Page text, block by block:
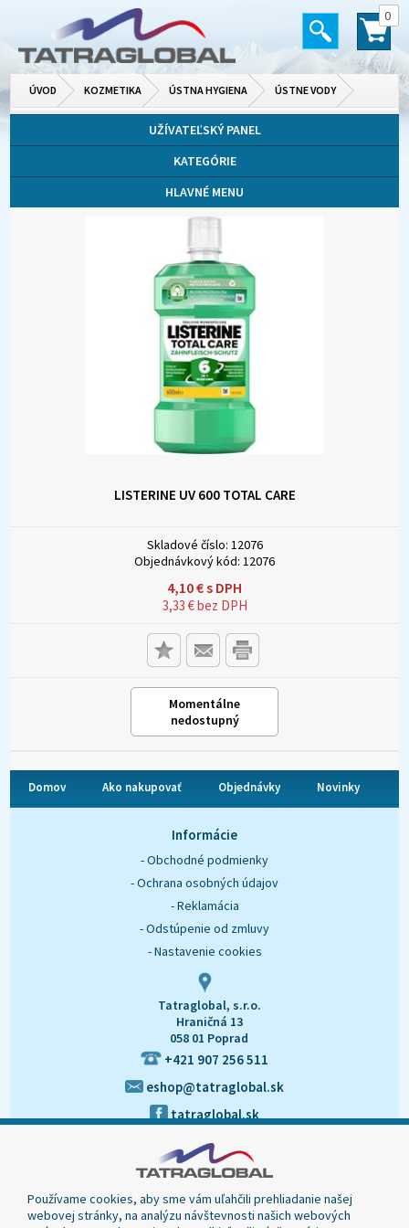
0
ÚVOD KOZMETIKA ÚSTNA HYGIENA ÚSTNE VODY
UŽÍVATEĽSKÝ PANEL
KATEGÓRIE
HLAVNÉ MENU
LISTERINE UV 600 TOTAL CARE
Skladové číslo: 12076
Objednávkový kód: 12076
4,10€s DPH
3,33€bez DPH
Momentálne
nedostupný
Domov Ako nakupovať Objednávky Novinky
Informácie
- Obchodné podmienky
- Ochrana osobných údajov
- Reklamácia
- Odstúpenie od zmluvy
- Nastavenie cookies
Tatraglobal, s.r.o.
Hraničná 13
058 01 Poprad
+421 907 256 511
eshop@tatraglobal.sk
tatraglobal.sk
Používame cookies, aby sme vám uľahčili prehliadanie našej
webovej stránky, na analýzu návštevnosti našich webových